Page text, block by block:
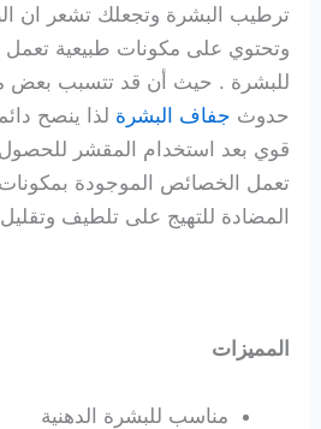
ترطيب البشرة وتجعلك تشعر ان
وتحتوي على مكونات طبيعية
للبشرة . حيث أن قد تتسبب بعض
حدوث جفاف البشرة لذا ينصح
قوي بعد استخدام المقشر للحصول
تعمل الخصائص الموجودة
المضادة للتهيج على تلطيف وتقليل
المميزات
مناسب للبشرة الدهنية